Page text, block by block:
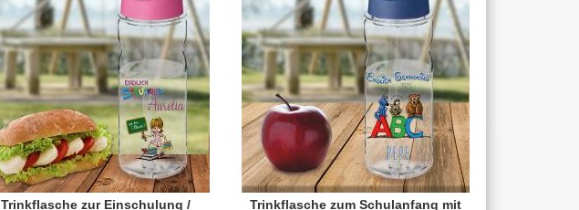
Trinkflasche zur Einschulung /
Trinkflasche zum Schulanfang mit